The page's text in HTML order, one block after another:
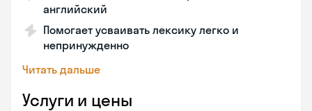
английский
Помогает усваивать лексику легко и
непринужденно
Читать дальше
Услуги и цены